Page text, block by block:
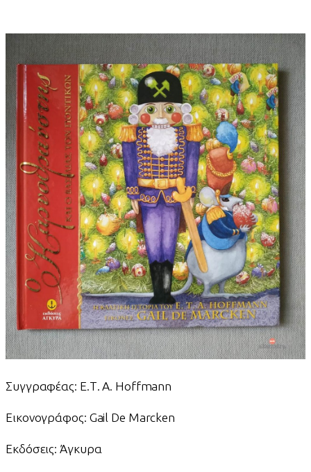
Συγγραφέας: Ε.Τ. Α. Hoffmann
Εικονογράφος: Gail De Marcken
Εκδόσεις: Άγκυρα